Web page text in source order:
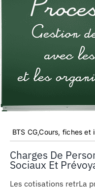
BTS CG,Cours, fiches
Charges De
Sociaux Et
Les cotisations retrLa